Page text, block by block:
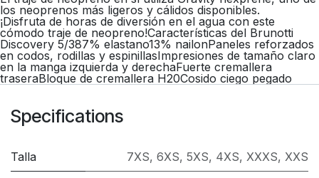
los neoprenos más ligeros y cálidos disponibles.
¡Disfruta de horas de diversión en el agua con este
cómodo traje de neopreno!Características del Brunotti
Discovery 5/387% elastano13% nailonPaneles reforzados
en codos, rodillas y espinillasImpresiones de tamaño claro
en la manga izquierda y derechaFuerte cremallera
traseraBloque de cremallera H20Cosido ciego pegado
Specifications
Talla 7XS, 6XS, 5XS, 4XS, XXXS, XXS